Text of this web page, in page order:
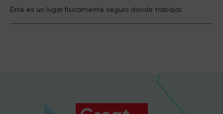
Este es un lugar físicamente seguro donde trabajar.